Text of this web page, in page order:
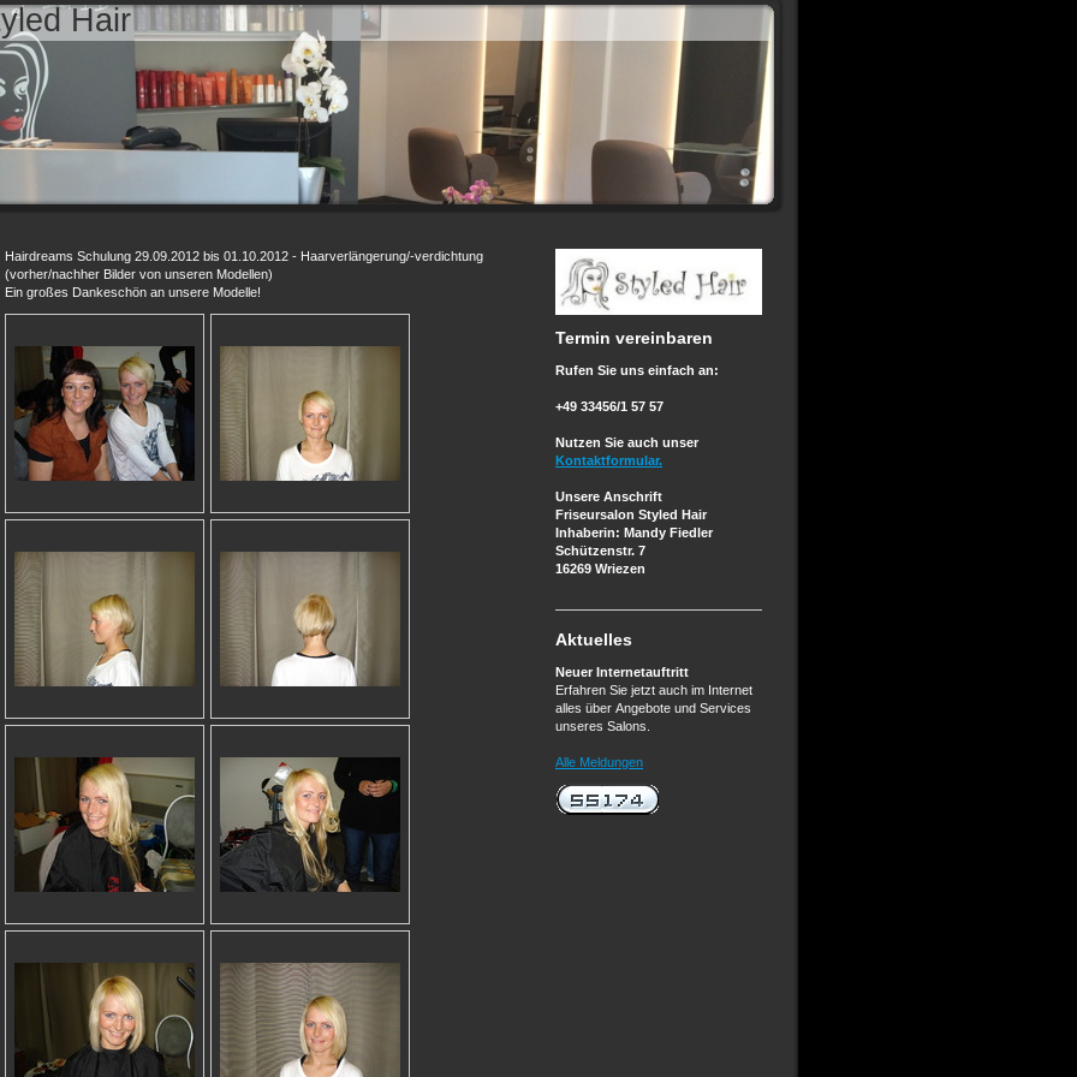
Hair
Hairdreams Schulung 29.09.2012 bis 01.10.2012 - Haarverlängerung/-verdichtung
(vorher/nachher Bilder von unseren Modellen)
Ein großes Dankeschön an unsere Modelle!
Termin vereinbaren
Rufen Sie uns einfach an:
+49 33456/1 57 57
Nutzen Sie auch unser
Kontaktformular.
Unsere Anschrift
Friseursalon Styled Hair
Inhaberin: Mandy Fiedler
Schützenstr. 7
16269 Wriezen
Aktuelles
Neuer Internetauftritt
Erfahren Sie jetzt auch im Internet
alles über Angebote und Services
unseres Salons.
Alle Meldungen